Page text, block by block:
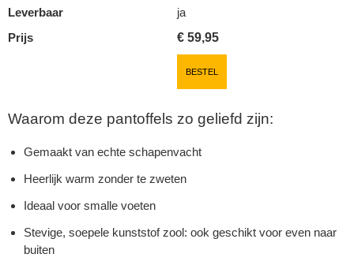
Leverbaar
ja
Prijs
€ 59,95
BESTEL
Waarom deze pantoffels zo geliefd zijn:
Gemaakt van echte schapenvacht
Heerlijk warm zonder te zweten
Ideaal voor smalle voeten
Stevige, soepele kunststof zool: ook geschikt voor even naar
buiten